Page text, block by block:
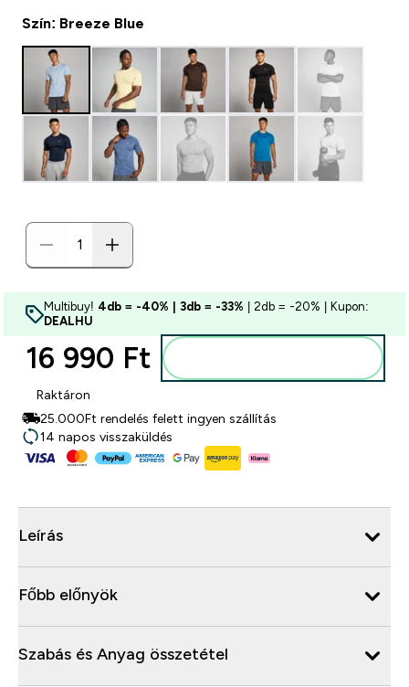
Szín: Breeze Blue
Multibuy! 4db = -40% | 3db = -33% | 2db = -20% | Kupon:
DEALHU
16 990 Ft‎
Raktáron
25.000Ft rendelés felett ingyen szállítás
14 napos visszaküldés
Leírás
Főbb előnyök
Szabás és Anyag összetétel